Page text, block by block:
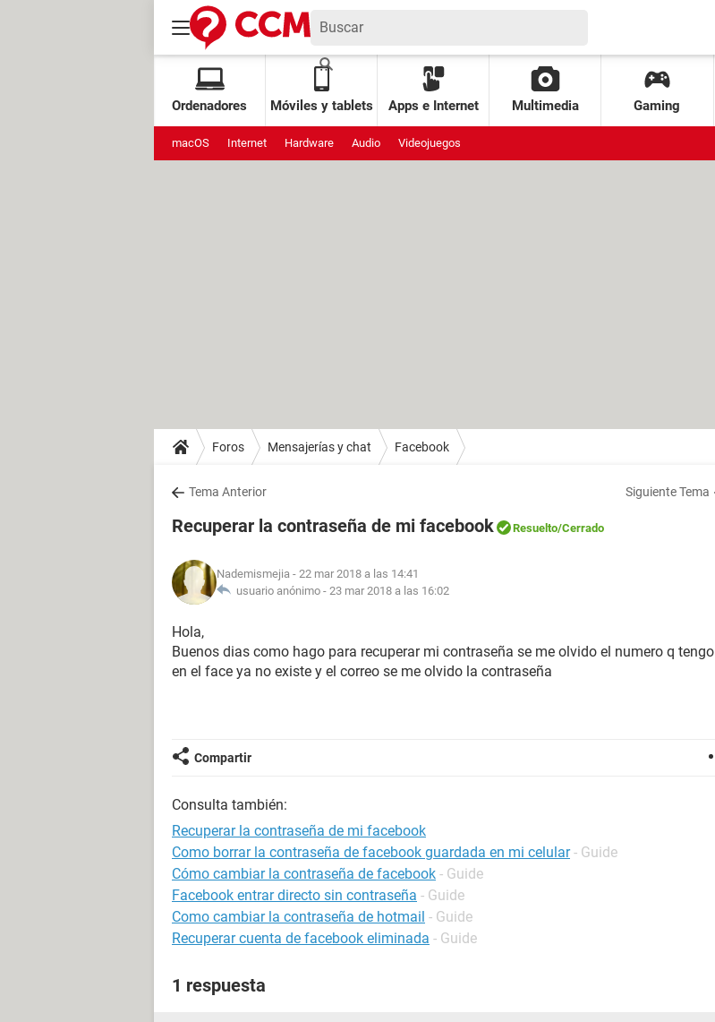
Ordenadores Móviles y tablets Apps e Internet Multimedia Gaming
macOS Internet Hardware Audio Videojuegos
Foros Mensajerías y chat Facebook
Tema Anterior Siguiente Tema
Recuperar la contraseña de mi facebook Resuelto/Cerrado
Nademismejia - 22 mar 2018 a las 14:41
usuario anónimo - 23 mar 2018 a las 16:02
Hola,
Buenos dias como hago para recuperar mi contraseña se me olvido el numero q tengo
en el face ya no existe y el correo se me olvido la contraseña
Compartir
Consulta también:
Recuperar la contraseña de mi facebook
Como borrar la contraseña de facebook guardada en mi celular - Guide
Cómo cambiar la contraseña de facebook - Guide
Facebook entrar directo sin contraseña - Guide
Como cambiar la contraseña de hotmail - Guide
Recuperar cuenta de facebook eliminada - Guide
1 respuesta